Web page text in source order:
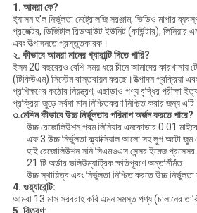
1. আমরা কে?
ই্যাসন হ'ল নির্ভুলতা মেট্রোলজি সরঞ্জাম, ভিডিও মাপার
প্রজেক্টর, ডিজিটাল রিডআউট ইউনিট (কাউন্টার), লিনিয়ার
এবং উত্পাদনতে প্রস্তুতকারক।
২. কীভাবে আমরা মানের গ্যারান্টি দিতে পারি?
ইসন 20 বছরেরও বেশি সময় ধরে চীনে আমাদের কারখানায়
(টিকিউএম) সিস্টেম বাস্তবায়ন করছে।উত্পাদন প্রক্রিয়া
প্রশিক্ষণের কঠোর নিয়ন্ত্রণ, এছাড়াও পণ্য বৃদ্ধির পরীক্ষা
প্রক্রিয়া জুড়ে সর্বদা মান নিশ্চিতকরণ নিশ্চিত করার জন্য
৩.মেশিন কীভাবে উচ্চ নির্ভুলতার পরিমাপ অর্জন করতে পারে?
উচ্চ রেজোলিউশন পরম লিনিয়ার এনকোডার 0.01
এফ 3 উচ্চ নির্ভুলতা ক্ল্যাক্সিয়াল আলো সহ লুপ অটো জুম
হাই রেজোলিউশন সনি সিএমওএস সেন্সর ইমেজ প্রসেসর
21 টি অর্ডার ভলিউম্যাট্রিক ক্ষতিপূরণে অন্তর্নির্মিত
উচ্চ স্থায়িত্ব এবং নির্ভুলতা নিশ্চিত করতে উচ্চ
4. ওয়্যারেন্টি:
আমরা 13 মাস সরবরাহ করি এমন সমস্ত পণ্য (চালানের